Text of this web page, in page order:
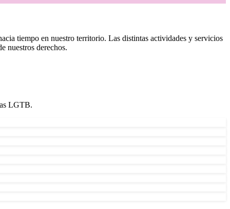
tiempo en nuestro territorio. Las distintas actividades y servicios
nuestros derechos.
LGTB.